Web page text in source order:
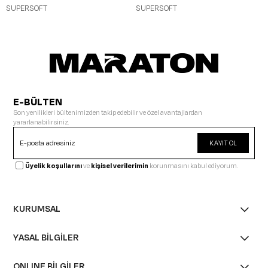
SUPERSOFT SUPERSOFT
E-BÜLTEN
Son yenilikleri bültenimizden takip edebilir ve özel avantajlardan
yararlanabilirsiniz.
KAYIT OL
Üyelik koşullarınıvekişisel verilerimin korunmasını kabul ediyorum.
KURUMSAL
YASAL BİLGİLER